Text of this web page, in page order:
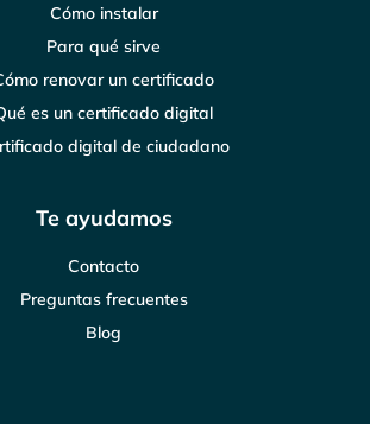
Cómo instalar
Para qué sirve
renovar un certificado
es un certificado digital
digital de ciudadano
Te ayudamos
Contacto
Preguntas frecuentes
Blog